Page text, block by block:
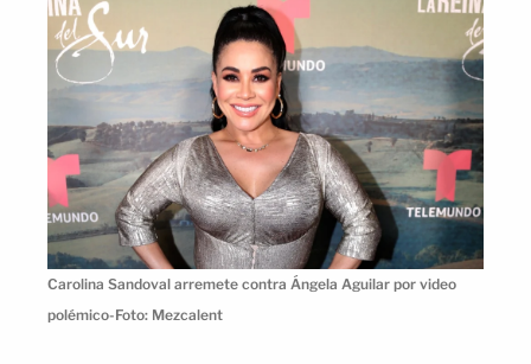
Carolina Sandoval arremete contra Ángela Aguilar por video
polémico-Foto: Mezcalent